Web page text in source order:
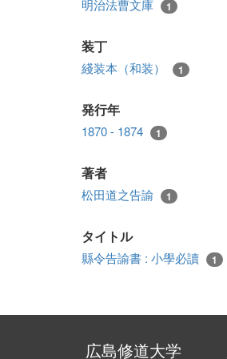
明治法曹文庫 1
装丁
綫装本（和装） 1
発行年
1870 - 1874 1
著者
松田道之告諭 1
タイトル
縣令告諭書 : 小學必讀 1
広島修道大学